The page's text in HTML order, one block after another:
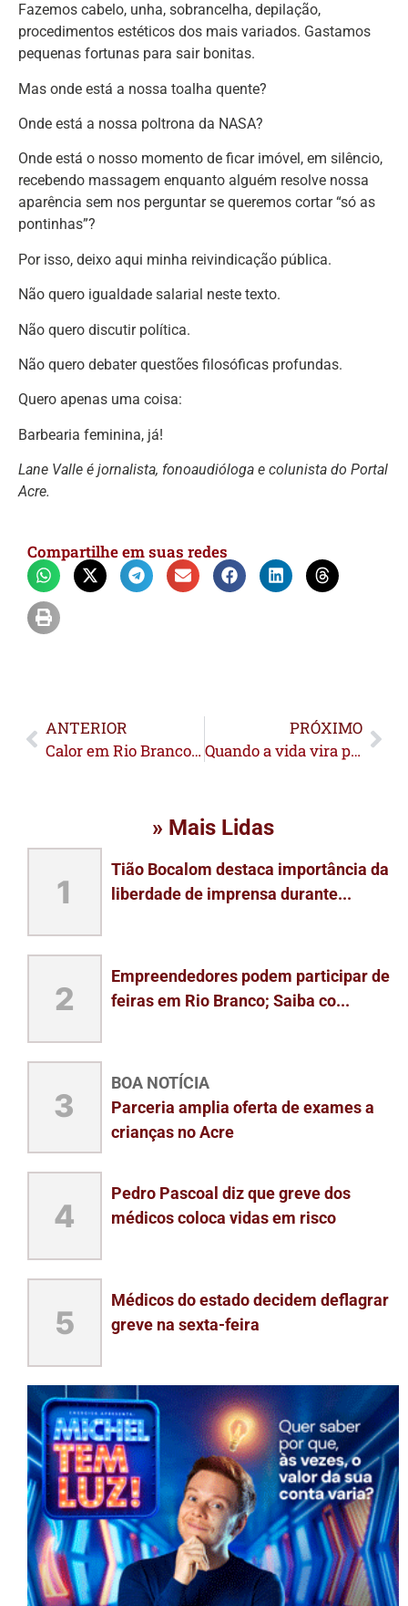
Fazemos cabelo, unha, sobrancelha, depilação,
procedimentos estéticos dos mais variados. Gastamos
pequenas fortunas para sair bonitas.
Mas onde está a nossa toalha quente?
Onde está a nossa poltrona da NASA?
Onde está o nosso momento de ficar imóvel, em silêncio,
recebendo massagem enquanto alguém resolve nossa
aparência sem nos perguntar se queremos cortar “só as
pontinhas”?
Por isso, deixo aqui minha reivindicação pública.
Não quero igualdade salarial neste texto.
Não quero discutir política.
Não quero debater questões filosóficas profundas.
Quero apenas uma coisa:
Barbearia feminina, já!
Lane Valle é jornalista, fonoaudióloga e colunista do Portal
Acre.
Compartilhe em suas redes
ANTERIOR
Calor em Rio Branco: trabalhadores relatam rotina sob o sol e médica orienta cuidados necessários para evitar o câncer de pele
PRÓXIMO
Quando a vida vira processo
» Mais Lidas
1
Tião Bocalom destaca importância da
liberdade de imprensa durante...
2
Empreendedores podem participar de
feiras em Rio Branco; Saiba co...
3
BOA NOTÍCIA
Parceria amplia oferta de exames a
crianças no Acre
4
Pedro Pascoal diz que greve dos
médicos coloca vidas em risco
5
Médicos do estado decidem deflagrar
greve na sexta-feira